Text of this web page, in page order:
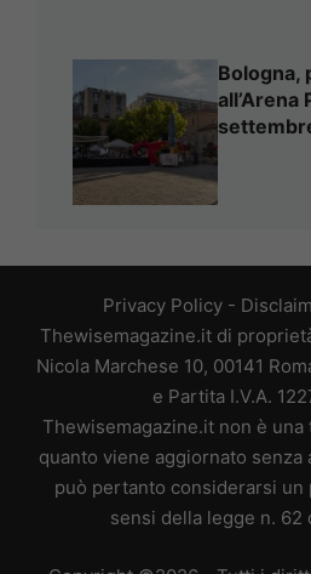
Bologna,
all’Arena
Privacy Policy-
Thewisemagazine.it di
Nicola Marchese 10, 00141
e Partita I.V.A.
Thewisemagazine.it non è
quanto viene aggiornato senza
può pertanto considerarsi
sensi della legge n. 62